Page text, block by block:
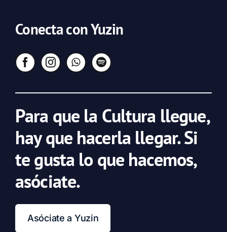
Conecta con Yuzin
Para que la Cultura llegue,
hay que hacerla llegar. Si
te gusta lo que hacemos,
asóciate.
Asóciate a Yuzin